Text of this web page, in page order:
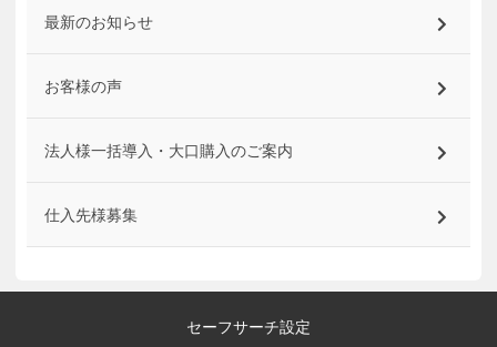
最新のお知らせ
お客様の声
法人様一括導入・大口購入のご案内
仕入先様募集
セーフサーチ設定